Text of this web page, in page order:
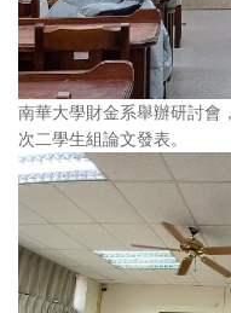
南華大學財金系舉辦研討會
次二學生組論文發表。